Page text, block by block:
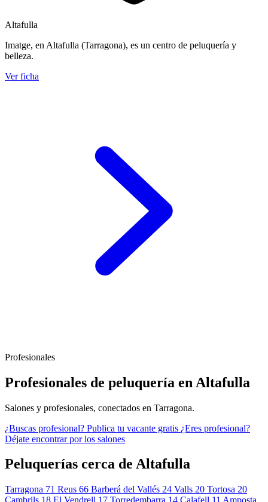
Altafulla
Imatge, en Altafulla (Tarragona), es un centro de peluquería y
belleza.
Ver ficha
Profesionales
Profesionales de peluquería en Altafulla
Salones y profesionales, conectados en Tarragona.
¿Buscas profesional? Publica tu vacante gratis ¿Eres profesional?
Déjate encontrar por los salones
Peluquerías cerca de Altafulla
Tarragona 71 Reus 66 Barberá del Vallés 24 Valls 20 Tortosa 20